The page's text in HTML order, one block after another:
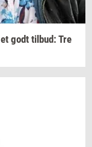
godttil­bud: Tre